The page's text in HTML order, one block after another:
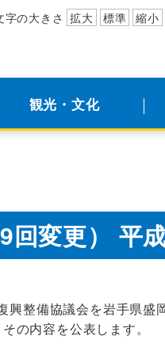
字の大きさ 拡大 標準 縮小
観光・文化
回変更） 平
整備協議会を岩手県盛
の内容を公表します。